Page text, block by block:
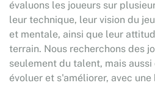
évaluons les joueurs sur
leur technique, leur vision du
et mentale, ainsi que leur
terrain. Nous recherchons des
seulement du talent, mais
évoluer et s'améliorer, avec